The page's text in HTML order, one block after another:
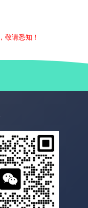
敬请悉知！